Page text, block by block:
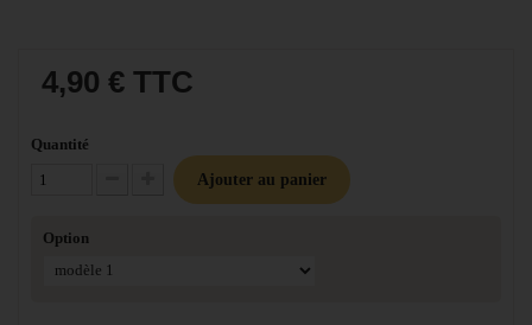
4,90 € TTC
Quantité
Diminuer la quantité
Augmenter la quantité
Ajouter au panier
Option